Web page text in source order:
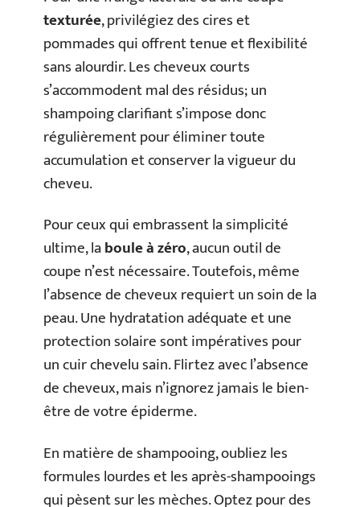
texturée, privilégiez des cires et
pommades qui offrent tenue et flexibilité
sans alourdir. Les cheveux courts
s’accommodent mal des résidus; un
shampoing clarifiant s’impose donc
régulièrement pour éliminer toute
accumulation et conserver la vigueur du
cheveu.
Pour ceux qui embrassent la simplicité
ultime, laboule à zéro, aucun outil de
coupe n’est nécessaire. Toutefois, même
l’absence de cheveux requiert un soin de la
peau. Une hydratation adéquate et une
protection solaire sont impératives pour
un cuir chevelu sain. Flirtez avec l’absence
de cheveux, mais n’ignorez jamais le bien-
être de votre épiderme.
En matière de shampooing, oubliez les
formules lourdes et les après-shampooings
qui pèsent sur les mèches. Optez pour des